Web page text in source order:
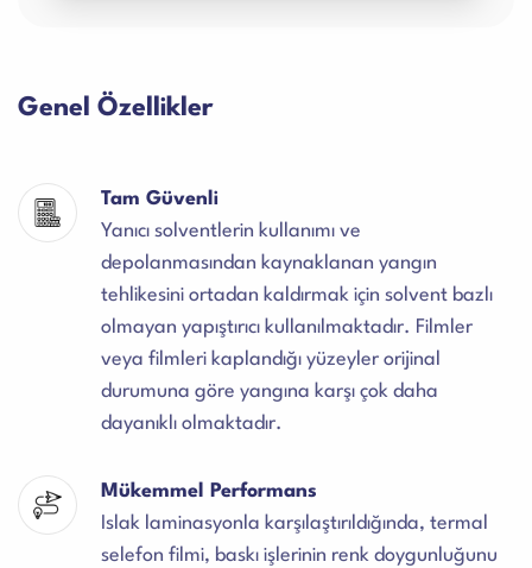
Genel Özellikler
Tam Güvenli
Yanıcı solventlerin kullanımı ve
depolanmasından kaynaklanan yangın
tehlikesini ortadan kaldırmak için solvent bazlı
olmayan yapıştırıcı kullanılmaktadır. Filmler
veya filmleri kaplandığı yüzeyler orijinal
durumuna göre yangına karşı çok daha
dayanıklı olmaktadır.
Mükemmel Performans
Islak laminasyonla karşılaştırıldığında, termal
selefon filmi, baskı işlerinin renk doygunluğunu